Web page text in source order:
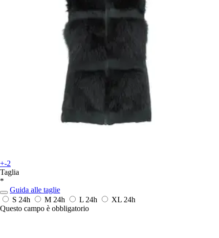
+-2
Taglia
*
Guida alle taglie
S 24h M 24h L 24h XL 24h
Questo campo è obbligatorio